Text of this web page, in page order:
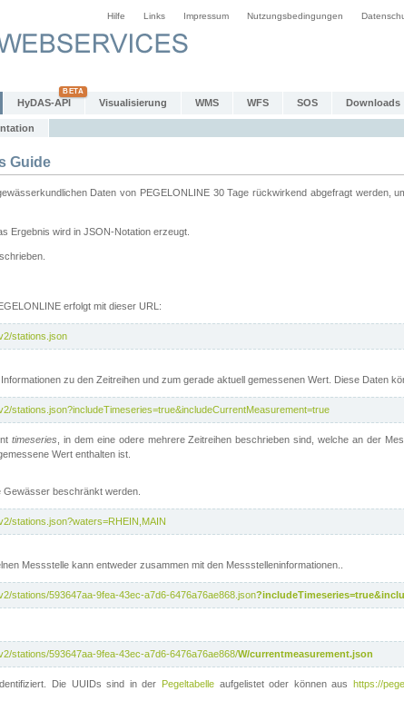
Hilfe Links Impressum Nutzungsbedingungen
HyDAS-API Visualisierung WMS WFS SOS Downloads
Guide
Daten von PEGELONLINE 30 Tage rückwirkend abgefragt werden,
Ergebnis wird in JSON-Notation erzeugt.
erfolgt mit dieser URL:
stations.json
zu den Zeitreihen und zum gerade aktuell gemessenen Wert. Diese Daten
stations.json?includeTimeseries=true&includeCurrentMeasurement=true
timeseries , in dem eine odere mehrere Zeitreihen beschrieben sind, welche an der
Wert enthalten ist.
beschränkt werden.
stations.json?waters=RHEIN,MAIN
Messstelle kann entweder zusammen mit den Messstelleninformationen..
stations/593647aa-9fea-43ec-a7d6-6476a76ae868.json
stations/593647aa-9fea-43ec-a7d6-6476a76ae868/W/currentmeasurement.json
Die UUIDs sind in der Pegeltabelleaufgelistet oder können aushttps://